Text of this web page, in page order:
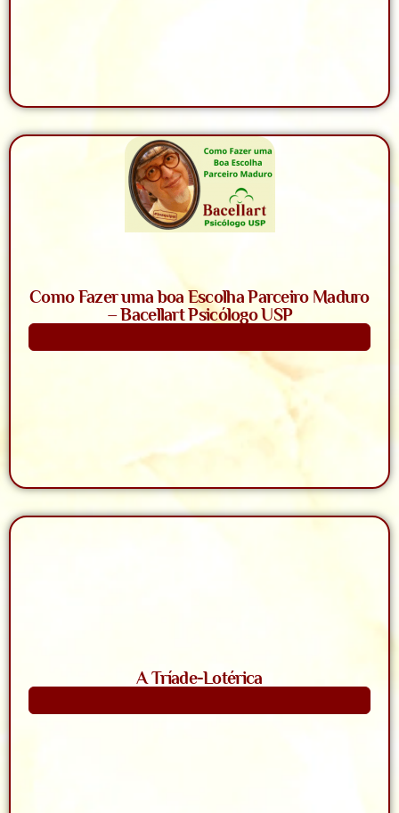
Como Fazer uma boa Escolha Parceiro Maduro
– Bacellart Psicólogo USP
A Tríade-Lotérica